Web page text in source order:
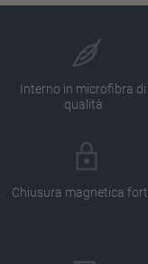
Interno in microfibra di
qualità
Chiusura magnetica